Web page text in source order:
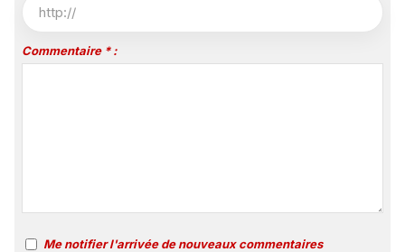
Commentaire * :
Me notifier l'arrivée de nouveaux commentaires